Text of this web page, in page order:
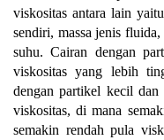
viskositas antara lain
sendiri, massa jenis
suhu. Cairan dengan
viskositas yang lebih
dengan partikel kecil dan
viskositas, di mana
semakin rendah pula